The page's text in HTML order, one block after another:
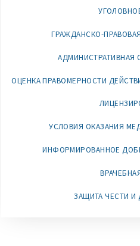
ГРАЖДАНСКО-
АДМИНИСТРАТИВНАЯ
ОЦЕНКА ПРАВОМЕРНОСТИ
УСЛОВИЯ ОКАЗАНИЯ
ИНФОРМИРОВАННОЕ
ЗАЩИТА ЧЕСТИ И